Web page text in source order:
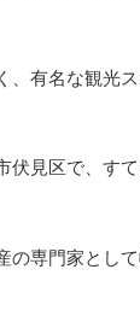
、有名な観光
伏見区で、す
の専門家とし